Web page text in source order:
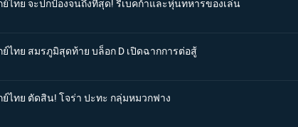
ย์ไทย จะปกป้องจนถึงที่สุด! รีเบคก้าและหุ่นทหารของเล่น
ไทย สมรภูมิสุดท้าย บล็อก D เปิดฉากการต่อสู้
ไทย ตัดสิน! โจร่า ปะทะ กลุ่มหมวกฟาง